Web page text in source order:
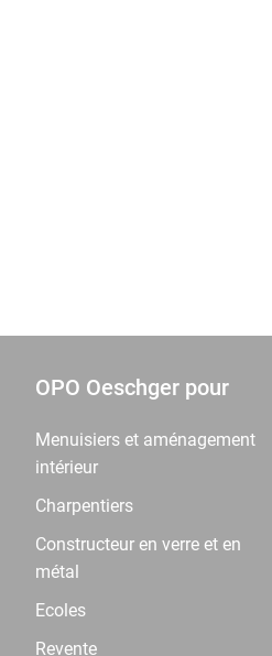
OPO Oeschger pour
Menuisiers et aménagement
intérieur
Charpentiers
Constructeur en verre et en
métal
Ecoles
Revente